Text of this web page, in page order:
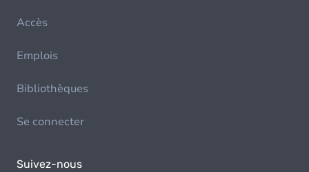
Accès
Emplois
Bibliothèques
Se connecter
Suivez-nous